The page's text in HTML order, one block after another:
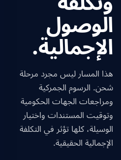
الوصول
الإجمالية.
هذا المسار ليس مجرد مرحلة
شحن. الرسوم الجمركية
ومراجعات الجهات الحكومية
وتوقيت المستندات واختيار
الوسيلة، كلها تؤثر في التكلفة
الإجمالية الحقيقية.